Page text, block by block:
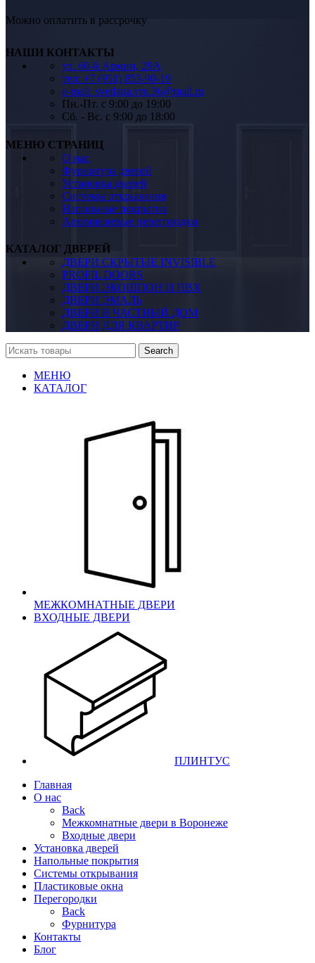
Можно оплатить в рассрочку
НАШИ КОНТАКТЫ
ул. 60-й Армии, 29А
тел: +7 (951) 853-90-19
e-mail: svetlana.vrn.36@mail.ru
Пн.-Пт. c 9:00 до 19:00
Сб. - Вс. c 9:00 до 18:00
МЕНЮ СТРАНИЦ
О нас
Фурнитура дверей
Установка дверей
Системы открывания
Напольные покрытия
Алюминиевые перегородки
КАТАЛОГ ДВЕРЕЙ
ДВЕРИ СКРЫТЫЕ INVISIBLE
PROFIL DOORS
ДВЕРИ ЭКОШПОН И ПВХ
ДВЕРИ ЭМАЛЬ
ДВЕРИ В ЧАСТНЫЙ ДОМ
ДВЕРИ ДЛЯ КВАРТИР
Search
МЕНЮ
КАТАЛОГ
МЕЖКОМНАТНЫЕ ДВЕРИ
ВХОДНЫЕ ДВЕРИ
ПЛИНТУС
Главная
О нас
Back
Межкомнатные двери в Воронеже
Входные двери
Установка дверей
Напольные покрытия
Системы открывания
Пластиковые окна
Перегородки
Back
Фурнитура
Контакты
Блог